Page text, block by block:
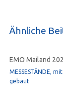
Ähnliche
EMO Mailand
MESSESTÄNDE,
gebaut